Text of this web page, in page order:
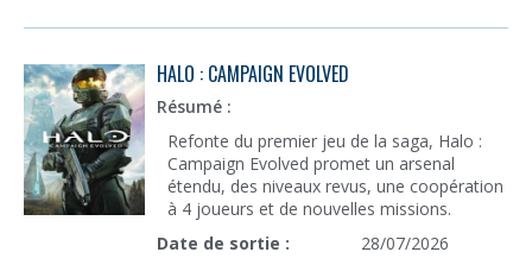
HALO : CAMPAIGN EVOLVED
Résumé :
Refonte du premier jeu de la saga, Halo :
Campaign Evolved promet un arsenal
étendu, des niveaux revus, une coopération
à 4 joueurs et de nouvelles missions.
Date de sortie :
28/07/2026